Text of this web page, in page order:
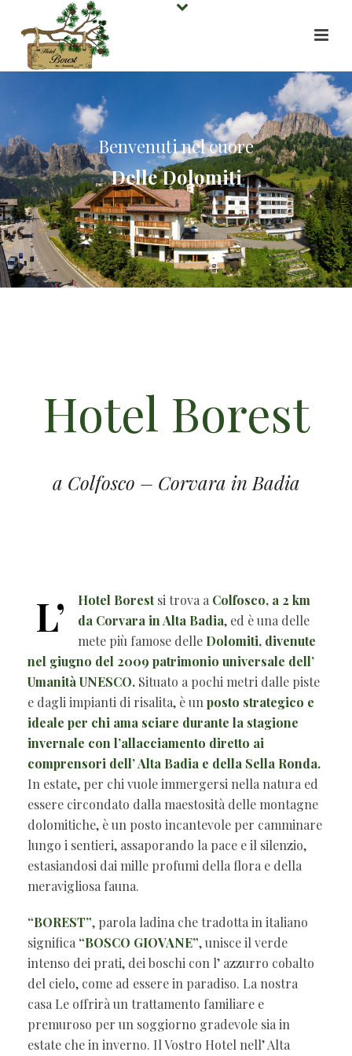
Benvenuti nel cuore
Delle Dolomiti
Hotel Borest
a Colfosco – Corvara in Badia
L’ Hotel Borestsi trova a Colfosco, a 2 km
da Corvara in Alta Badia, ed è una delle
mete più famose delle Dolomiti, divenute
nel giugno del 2009 patrimonio universale dell’
Umanità UNESCO. Situato a pochi metri dalle piste
e dagli impianti di risalita, è un posto strategico e
ideale per chi ama sciare durante la stagione
invernale con l’allacciamento diretto ai
comprensori dell’ Alta Badia e della Sella Ronda.
In estate, per chi vuole immergersi nella natura ed
essere circondato dalla maestosità delle montagne
dolomitiche, è un posto incantevole per camminare
lungo i sentieri, assaporando la pace e il silenzio,
estasiandosi dai mille profumi della flora e della
meravigliosa fauna.
“BOREST”, parola ladina che tradotta in italiano
significa “BOSCO GIOVANE”, unisce il verde
intenso dei prati, dei boschi con l’ azzurro cobalto
del cielo, come ad essere in paradiso. La nostra
casa Le offrirà un trattamento familiare e
premuroso per un soggiorno gradevole sia in
estate che in inverno. Il Vostro Hotel nell’ Alta